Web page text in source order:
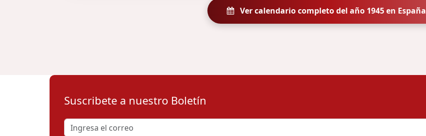
Ver calendario completo del año 1945 en España
Suscribete a nuestro Boletín